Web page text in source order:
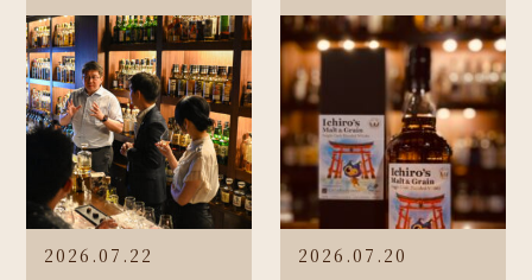
2026.07.22 2026.07.20